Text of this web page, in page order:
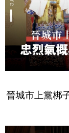
晉城市上黨梆